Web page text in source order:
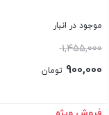
موجود در انبار
1,455,000قیمت
اصلی:
900,000 تومان
فعلی: